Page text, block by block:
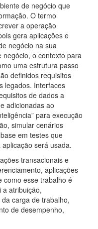
de negócio que
O termo
a operação
gera aplicações e
negócio na sua
negócio, o contexto para
uma estrutura passo
definidos requisitos
legados. Interfaces
de dados a
adicionadas ao
para execução
simular cenários
em testes que
será usada.
transacionais e
aplicações
como esse trabalho é
a atribuição,
carga de trabalho,
de desempenho,